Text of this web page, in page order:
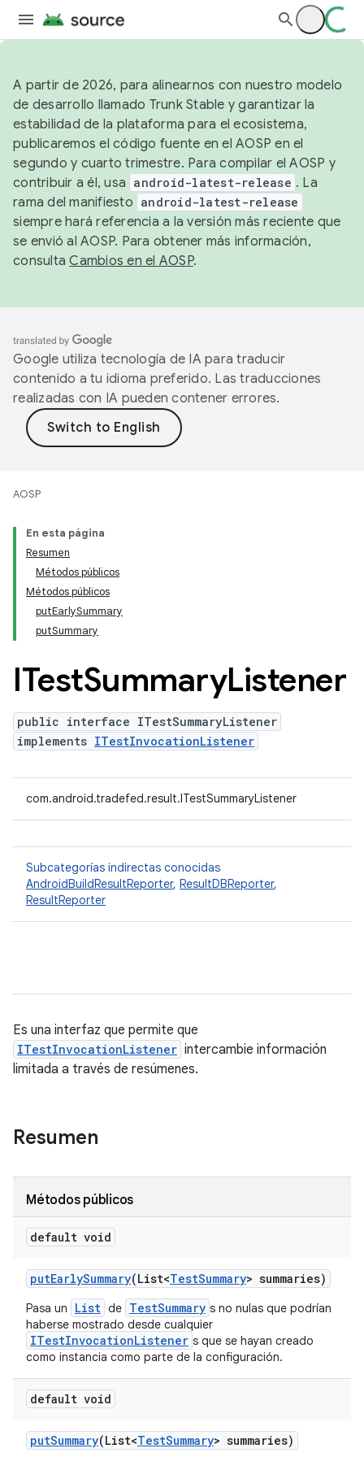
A partir de 2026, para alinearnos con nuestro modelo
de desarrollo llamado Trunk Stable y garantizar la
estabilidad de la plataforma para el ecosistema,
publicaremos el código fuente en el AOSP en el
segundo y cuarto trimestre. Para compilar el AOSP y
contribuir a él, usa android-latest-release . La
rama del manifiesto android-latest-release
siempre hará referencia a la versión más reciente que
se envió al AOSP. Para obtener más información,
consultaCambios en el AOSP.
Google utiliza tecnología de IA para traducir
contenido a tu idioma preferido. Las traducciones
realizadas con IA pueden contener errores.
AOSP
En esta página
Resumen
Métodos públicos
Métodos públicos
putEarlySummary
putSummary
ITestSummaryListener
public interface ITestSummaryListener
implements ITestInvocationListener
com.android.tradefed.result.ITestSummaryListener
Subcategorías indirectas conocidas
AndroidBuildResultReporter, ResultDBReporter,
ResultReporter
Es una interfaz que permite que
ITestInvocationListener intercambie información
limitada a través de resúmenes.
Resumen
Métodos públicos
default void
putEarlySummary(List<TestSummary> summaries)
Pasa un List de TestSummary s no nulas que podrían
haberse mostrado desde cualquier
ITestInvocationListener s que se hayan creado
como instancia como parte de la configuración.
default void
putSummary(List<TestSummary> summaries)